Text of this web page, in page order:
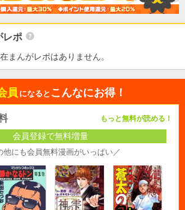
レポ
まんがレポはありません。
員 になると こんなにお得！
もっと無料が読める！
会員登録で無料増量
他にも会員無料漫画がいっぱい／